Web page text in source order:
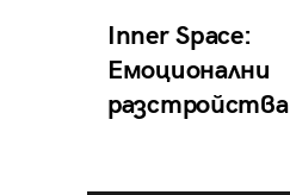
Inner Space:
Емоционални
разстройства